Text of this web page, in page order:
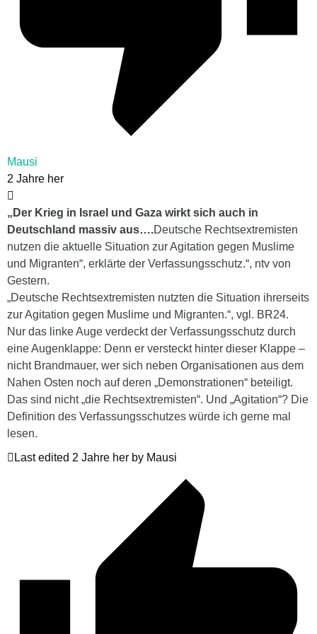
Mausi
2 Jahre her
„Der Krieg in Israel und Gaza wirkt sich auch in
Deutschland massiv aus….Deutsche Rechtsextremisten
nutzen die aktuelle Situation zur Agitation gegen Muslime
und Migranten“, erklärte der Verfassungsschutz.“, ntv von
Gestern.
„Deutsche Rechtsextremisten nutzten die Situation ihrerseits
zur Agitation gegen Muslime und Migranten.“, vgl. BR24.
Nur das linke Auge verdeckt der Verfassungsschutz durch
eine Augenklappe: Denn er versteckt hinter dieser Klappe –
nicht Brandmauer, wer sich neben Organisationen aus dem
Nahen Osten noch auf deren „Demonstrationen“ beteiligt.
Das sind nicht „die Rechtsextremisten“. Und „Agitation“? Die
Definition des Verfassungsschutzes würde ich gerne mal
lesen.
Last edited 2 Jahre her by Mausi